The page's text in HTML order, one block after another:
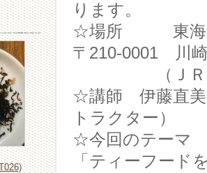
ります。
☆場所 東海道
〒210-0001 川
（ＪＲ川崎
☆講師 伊藤直美
トラクター）
☆今回のテーマ
「ティーフード